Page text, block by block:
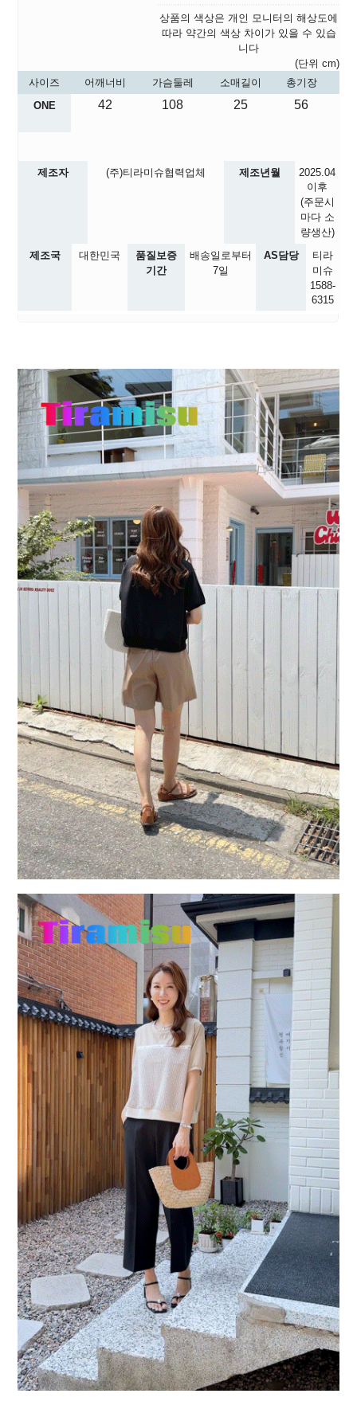
상품의 색상은 개인 모니터의 해상도에
따라 약간의 색상 차이가 있을 수 있습
니다
(단위 cm)
사이즈
어깨너비 가슴둘레 소매길이
총기장
ONE
42 108 25 56
제조자 (주)티라미슈협력업체 제조년월
2025.04
이후
(주문시
마다 소
량생산)
제조국
대한민국
품질보증
기간
배송일로부터
7일
AS담당
티라
미슈
1588-
6315